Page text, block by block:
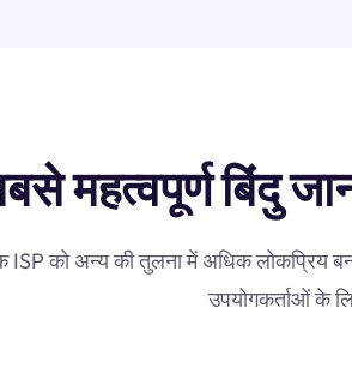
महत्वपूर्ण बिंदु
ISP को अन्य की तुलना में अधिक लोकप्रिय
उपयोगकर्ताओं के